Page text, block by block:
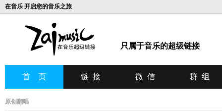
在音乐 开启您的音乐之旅
只属于音乐的超级链接
首 页 链 接 微 信 群 组
原创翻唱